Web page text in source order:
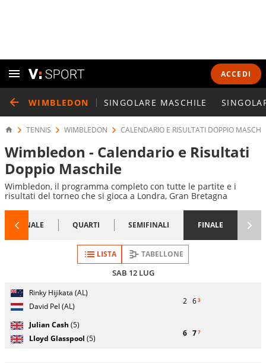
ACCEDI
WIMBLEDON SINGOLARE MASCHILE
TENNIS WIMBLEDON CALENDARIO E RISULTATI DOPPIO
Wimbledon - Calendario e Risultati
Doppio Maschile
Wimbledon, il programma completo con tutte le partite e i
risultati del torneo che si gioca a Londra, Gran Bretagna
1/8 FINALE QUARTI SEMIFINALI FINALE
LISTA TABELLONE
SAB 12 LUG
Nazionalità
Giocatore
(posizione
testa di
serie)
Rinky Hijikata (AL)
2 63
David Pel (AL)
Julian Cash (5)
6 77
Lloyd Glasspool (5)